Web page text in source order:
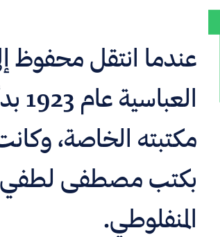
عندما انتقل محفوظ
مكتبته الخاصة،
بكتب مصطفى لطفي
المنفلوطي.